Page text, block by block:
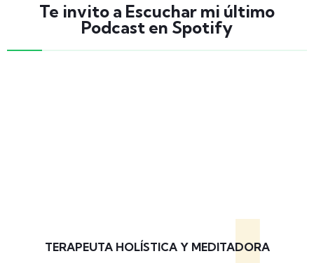
Te invito a Escuchar mi último
Podcast en Spotify
TERAPEUTA HOLÍSTICA Y MEDITADORA